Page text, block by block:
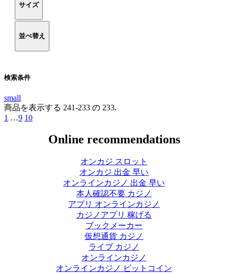
サイズ
並べ替え
検索条件
small
商品を表示する 241-233 の 233.
1 …9 10
Online recommendations
オンカジ スロット
オンカジ 出金 早い
オンラインカジノ 出金 早い
本人確認不要 カジノ
アプリ オンラインカジノ
カジノアプリ 稼げる
ブックメーカー
仮想通貨 カジノ
ライブ カジノ
オンラインカジノ
オンラインカジノ ビットコイン